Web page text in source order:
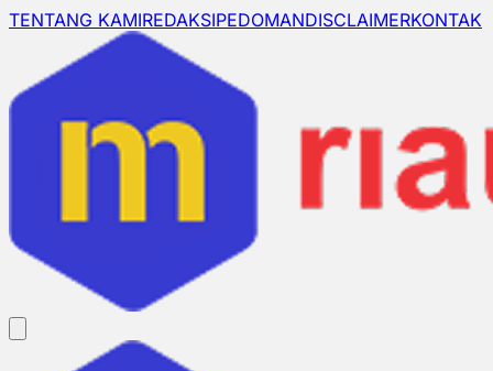
TENTANG KAMIREDAKSIPEDOMANDISCLAIMERKONTAK